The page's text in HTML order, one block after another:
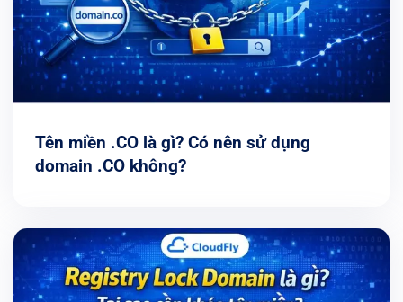
Tên miền .CO là gì? Có nên sử dụng
domain .CO không?